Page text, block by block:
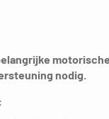
motorische
nodig.